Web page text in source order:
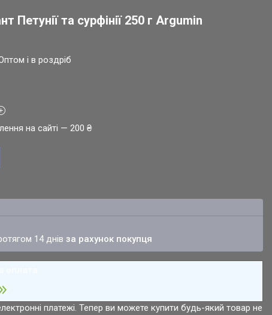
Петунії та сурфінії 250 г Argumin
і в роздріб
на сайті — 200 ₴
14 днівза рахунок покупця
платежі. Тепер ви можете купити будь-який товар не